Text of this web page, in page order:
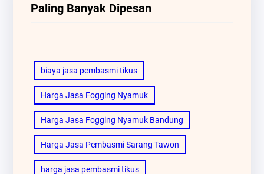
Paling Banyak Dipesan
biaya jasa pembasmi tikus
Harga Jasa Fogging Nyamuk
Harga Jasa Fogging Nyamuk Bandung
Harga Jasa Pembasmi Sarang Tawon
harga jasa pembasmi tikus